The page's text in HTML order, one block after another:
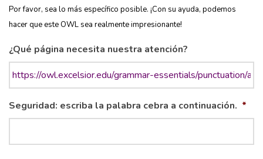
Por favor, sea lo más específico posible. ¡Con su ayuda, podemos
hacer que este OWL sea realmente impresionante!
¿Qué página necesita nuestra atención?
Seguridad: escriba la palabra cebra a continuación. *